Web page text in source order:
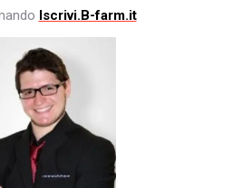
Iscrivi.B-farm.it